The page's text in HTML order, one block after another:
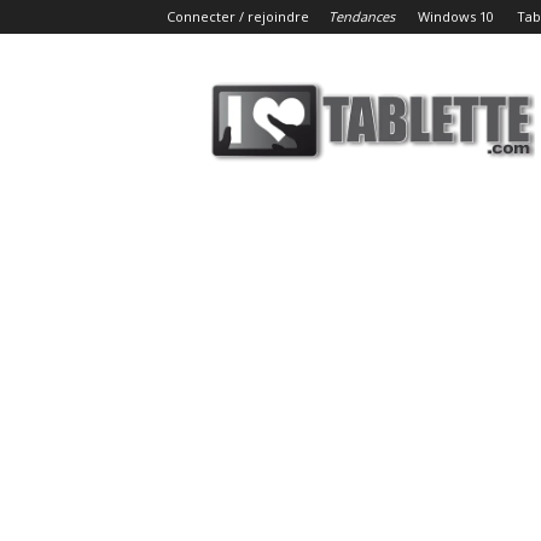
Connecter / rejoindre Tendances Windows 10